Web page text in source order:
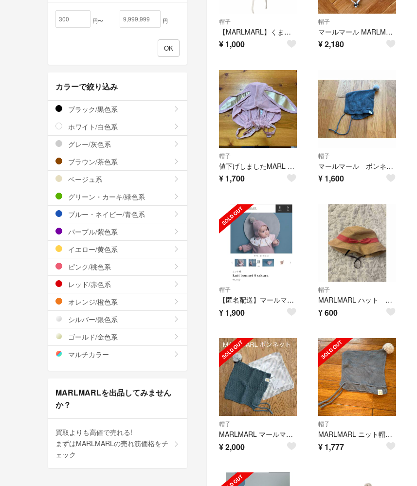
帽子
【MARLMARL】くま耳つき帽子 ボンネット
¥ 1,000
帽子
マールマール MARLMARL ブリムハット ベビーハット
¥2,180
帽子
値下げしましたMARL MARLマールマールボンネット バニーベア バニーピンク
¥ 1,700
帽子
マールマール ボンネット
¥ 1,600
帽子
【匿名配送】マールマール ニット帽 ボンネット 2歳頃まで
¥ 1,900
帽子
MARLMARL ハット babyサイズ
¥600
帽子
MARLMARL マールマール ニット帽ぼうし
¥2,000
帽子
MARLMARL ニット帽 緑
¥ 1,777
円〜 円
カラーで絞り込み
ブラック/黒色系
ホワイト/白色系
グレー/灰色系
ブラウン/茶色系
ベージュ系
グリーン・カーキ/緑色系
ブルー・ネイビー/青色系
パープル/紫色系
イエロー/黄色系
ピンク/桃色系
レッド/赤色系
オレンジ/橙色系
シルバー/銀色系
ゴールド/金色系
マルチカラー
MARLMARLを出品してみません
か？
買取よりも高値で売れる!
まずはMARLMARLの売れ筋価格をチ
ェック